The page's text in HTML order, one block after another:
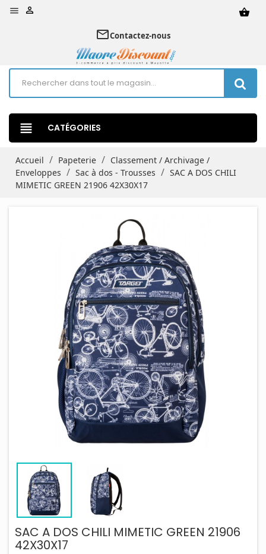
 shopping_basket

mail_outlineContactez-nous
view_headline CATÉGORIES
Accueil Papeterie
Classement / Archivage /
Enveloppes
Sac à dos - Trousses
SAC A DOS CHILI
MIMETIC GREEN 21906 42X30X17
SAC A DOS CHILI MIMETIC GREEN 21906
42X30X17